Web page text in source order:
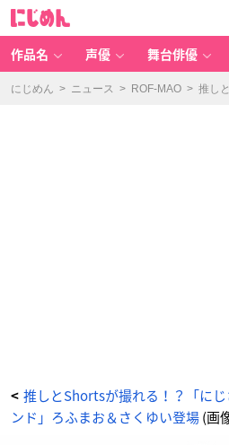
-
情
作品名 声優 舞台俳優
にじめん > ニュース > ROF-MAO > 推し
< 推しとShortsが撮れる！？「に
ンド」ろふまお＆さくゆい登場(画